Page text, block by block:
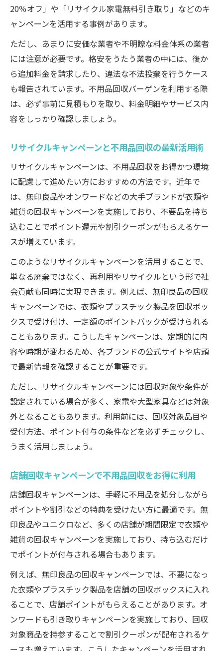
不用品回収で獲得できるポイントや特典の
リサイクル意識を高める不用品回収の工夫
不用品回収で避けるべきトラブルと安全対策
不用品回収の高額請求トラブルを回避する
コツ
安心できる不用品回収のための事前確認事
トラブル事例から学ぶ安全な不用品回収法
悪質業者を避けるための不用品回収ポイン
ト
不用品回収依頼時の注意点と相談窓口
回収キャンペーンで得するための実践ポイント
不用品回収キャンペーンの最新情報を見逃
さない方法
賢く利用したい不用品回収のクーポン活用
術
回収キャンペーン期間中の不用品回収依頼
のコツ
店舗回収と不用品回収の併用で得する方法
不用品回収費用を抑えるためのタイミング
選び
不用品回収業者選びで注意すべきサインと
は
見積もり対応で見る不用品回収業者の信頼
度
不用品回収業者の口コミや評判の調べ方
安心できる不用品回収サービスの見分け方
20％オフ」や「リサイクル家電無料引き取り」などのキ
ャンペーンを活用する事例があります。
ただし、あまりに安価な業者や不明瞭な料金体系の業者
には注意が必要です。格安をうたう業者の中には、後か
ら追加料金を請求したり、違法な不法投棄を行うケース
も報告されています。不用品回収バーゲンを利用する際
は、必ず事前に見積もりを取り、料金明細やサービス内
容をしっかり確認しましょう。
リサイクルキャンペーンと不用品回収の最新活用術
リサイクルキャンペーンは、不用品回収をお得かつ環境
に配慮して進めたい方におすすめの方法です。近年で
は、無印良品やオンワードなどの大手ブランドが衣類や
雑貨の回収キャンペーンを実施しており、不要品を持ち
込むことでポイント還元や割引クーポンがもらえるケー
スが増えています。
このようなリサイクルキャンペーンを活用することで、
単なる廃棄ではなく、再利用やリサイクルという形で社
会貢献も同時に実現できます。例えば、無印良品の回収
キャンペーンでは、衣類やプラスチック製品を回収ボッ
クスで受け付け、一定額のポイントバックが受けられる
こともあります。こうしたキャンペーンは、定期的に内
容や時期が変わるため、各ブランドの公式サイトや店頭
で最新情報を確認することが重要です。
ただし、リサイクルキャンペーンには回収対象や条件が
設定されている場合が多く、家電や大型家具などは対象
外となることもあります。利用前には、回収対象品目や
受付方法、ポイント付与の条件などを必ずチェックし、
うまく活用しましょう。
店舗回収キャンペーンで不用品回収をお得に利用
店舗回収キャンペーンは、手軽に不用品を処分しながら
ポイントや割引などの特典を受けたい方に最適です。無
印良品やユニクロなど、多くの店舗が期間限定で衣類や
雑貨の回収キャンペーンを実施しており、持ち込むだけ
でポイントが付与される場合もあります。
例えば、無印良品の回収キャンペーンでは、不要になっ
た衣類やプラスチック製品を店舗の回収ボックスに入れ
ることで、店舗ポイントがもらえることがあります。オ
ンワードも引き取りキャンペーンを実施しており、回収
対象商品を持参することで割引クーポンが配布されるケ